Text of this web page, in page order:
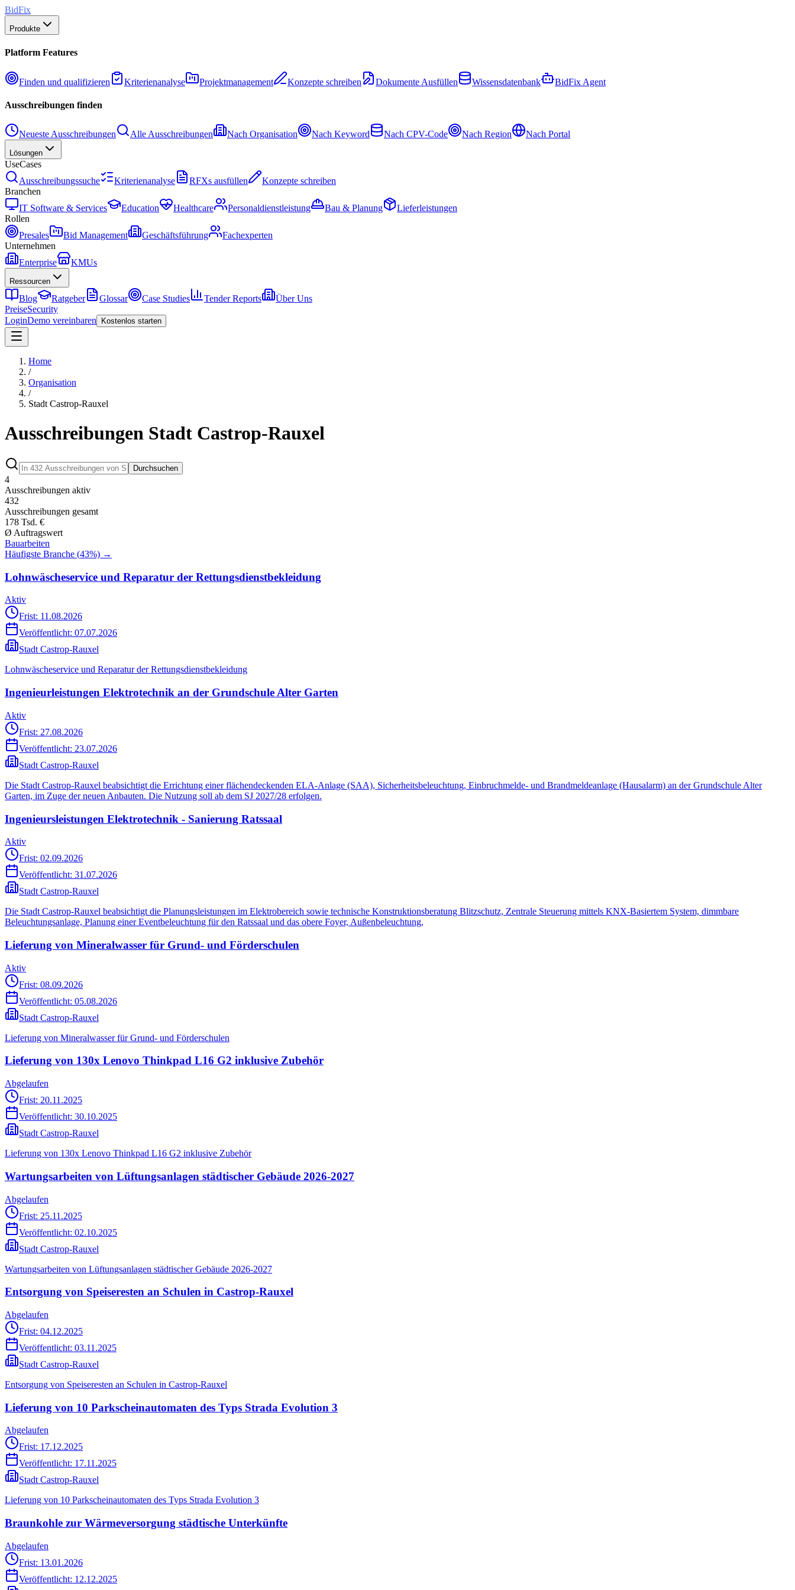
BidFix
Produkte
Platform Features
Finden und qualifizieren Kriterienanalyse Projektmanagement Konzepte schreiben Dokumente Ausfüllen Wissensdatenbank BidFix Agent
Ausschreibungen finden
Neueste Ausschreibungen Alle Ausschreibungen Nach Organisation Nach Keyword Nach CPV-Code Nach Region Nach Portal
Lösungen
UseCases
Ausschreibungssuche
Kriterienanalyse RFXs ausfüllen
Konzepte schreiben
Branchen
IT Software & Services
Education Healthcare Personaldienstleistung Bau & Planung
Lieferleistungen
Rollen
Presales
Bid Management Geschäftsführung
Fachexperten
Unternehmen
Enterprise
KMUs
Ressourcen
Blog Ratgeber Glossar Case Studies Tender Reports
Über Uns
PreiseSecurity
LoginDemo vereinbaren Kostenlos starten
Home
/
Organisation
/
Stadt Castrop-Rauxel
Ausschreibungen Stadt Castrop-Rauxel
Durchsuchen
4
Ausschreibungen aktiv
432
Ausschreibungen gesamt
178 Tsd. €
Ø Auftragswert
Bauarbeiten
Häufigste Branche (43%) →
Lohnwäscheservice und Reparatur der Rettungsdienstbekleidung
Aktiv
Frist: 11.08.2026
Veröffentlicht: 07.07.2026
Stadt Castrop-Rauxel
Lohnwäscheservice und Reparatur der Rettungsdienstbekleidung
Ingenieurleistungen Elektrotechnik an der Grundschule Alter Garten
Aktiv
Frist: 27.08.2026
Veröffentlicht: 23.07.2026
Stadt Castrop-Rauxel
Die Stadt Castrop-Rauxel beabsichtigt die Errichtung einer flächendeckenden ELA-Anlage (SAA), Sicherheitsbeleuchtung, Einbruchmelde- und Brandmeldeanlage (Hausalarm) an der Grundschule Alter
Garten, im Zuge der neuen Anbauten. Die Nutzung soll ab dem SJ 2027/28 erfolgen.
Ingenieursleistungen Elektrotechnik - Sanierung Ratssaal
Aktiv
Frist: 02.09.2026
Veröffentlicht: 31.07.2026
Stadt Castrop-Rauxel
Die Stadt Castrop-Rauxel beabsichtigt die Planungsleistungen im Elektrobereich sowie technische Konstruktionsberatung Blitzschutz, Zentrale Steuerung mittels KNX-Basiertem System, dimmbare
Beleuchtungsanlage, Planung einer Eventbeleuchtung für den Ratssaal und das obere Foyer, Außenbeleuchtung,
Lieferung von Mineralwasser für Grund- und Förderschulen
Aktiv
Frist: 08.09.2026
Veröffentlicht: 05.08.2026
Stadt Castrop-Rauxel
Lieferung von Mineralwasser für Grund- und Förderschulen
Lieferung von 130x Lenovo Thinkpad L16 G2 inklusive Zubehör
Abgelaufen
Frist: 20.11.2025
Veröffentlicht: 30.10.2025
Stadt Castrop-Rauxel
Lieferung von 130x Lenovo Thinkpad L16 G2 inklusive Zubehör
Wartungsarbeiten von Lüftungsanlagen städtischer Gebäude 2026-2027
Abgelaufen
Frist: 25.11.2025
Veröffentlicht: 02.10.2025
Stadt Castrop-Rauxel
Wartungsarbeiten von Lüftungsanlagen städtischer Gebäude 2026-2027
Entsorgung von Speiseresten an Schulen in Castrop-Rauxel
Abgelaufen
Frist: 04.12.2025
Veröffentlicht: 03.11.2025
Stadt Castrop-Rauxel
Entsorgung von Speiseresten an Schulen in Castrop-Rauxel
Lieferung von 10 Parkscheinautomaten des Typs Strada Evolution 3
Abgelaufen
Frist: 17.12.2025
Veröffentlicht: 17.11.2025
Stadt Castrop-Rauxel
Lieferung von 10 Parkscheinautomaten des Typs Strada Evolution 3
Braunkohle zur Wärmeversorgung städtische Unterkünfte
Abgelaufen
Frist: 13.01.2026
Veröffentlicht: 12.12.2025